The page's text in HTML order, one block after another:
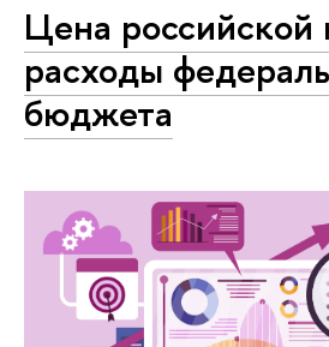
Цена российской
расходы
бюджета